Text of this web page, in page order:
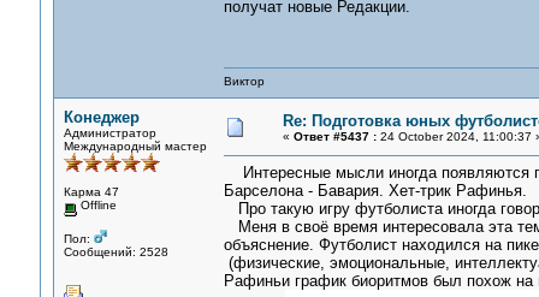
получат новые Редакции.
Виктор
Конеджер
Администратор
Международный мастер
Карма 47
Offline
Пол:
Сообщений: 2528
Re: Подготовка юных
« Ответ #5437 :24 October 2024, 11:00:37
Интересные мысли иногда появляются
Барселона - Бавария. Хет-трик Рафинья.
Про такую игру футболиста иногда
Меня в своё время интересовала эта
объяснение. Футболист находился на
(физические, эмоциональные,
Рафиньи график биоритмов был похож на